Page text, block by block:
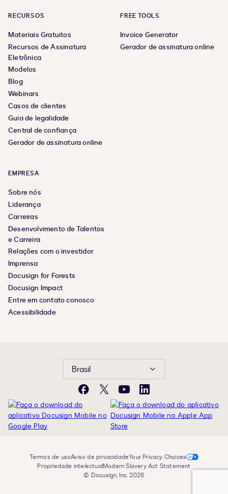
RECURSOS
Materiais Gratuitos
Recursos de Assinatura
Eletrônica
Modelos
Blog
Webinars
Casos de clientes
Guia de legalidade
Central de confiança
Gerador de assinatura online
FREE TOOLS
Invoice Generator
Gerador de assinatura online
EMPRESA
Sobre nós
Liderança
Carreiras
Desenvolvimento de Talentos
e Carreira
Relações com o investidor
Imprensa
Docusign for Forests
Docusign Impact
Entre em contato conosco
Acessibilidade
Brasil
Facebook
X YouTubeLinkedIn
Termos de usoAviso de privacidadeYour Privacy Choices
Propriedade intelectualModern Slavery Act Statement
© Docusign, Inc. 2026